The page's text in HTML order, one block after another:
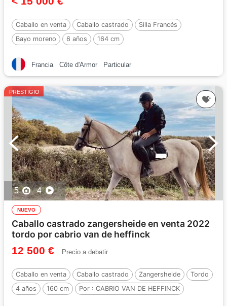
Caballo en venta Caballo castrado
Silla Francés
Bayo moreno
6 años
164 cm
Francia
Côte d'Armor Particular
PRESTIGIO
5 4
NUEVO
Caballo castrado zangersheide en venta 2022
tordo por cabrio van de heffinck
12 500 € Precio a debatir
Caballo en venta Caballo castrado Zangersheide
Tordo
4 años
160 cm Por : CABRIO VAN DE HEFFINCK